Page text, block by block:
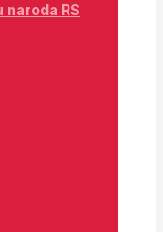
naroda RS